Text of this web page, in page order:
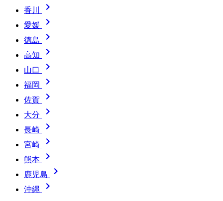
香川 
愛媛 
徳島 
高知 
山口 
福岡 
佐賀 
大分 
長崎 
宮崎 
熊本 
鹿児島 
沖縄
